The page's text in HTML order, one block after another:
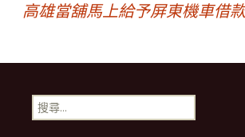
章
導
覽
高雄當舖馬上給予屏東機車借
搜
尋